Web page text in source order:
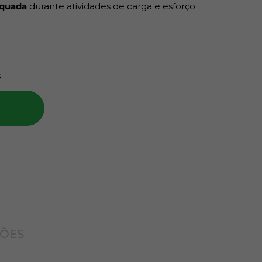
durante atividades de carga e esforço
repetitivos e atividades pesadas;
anatômico e distribuição de pressão
à cintura do usuário;
materiais